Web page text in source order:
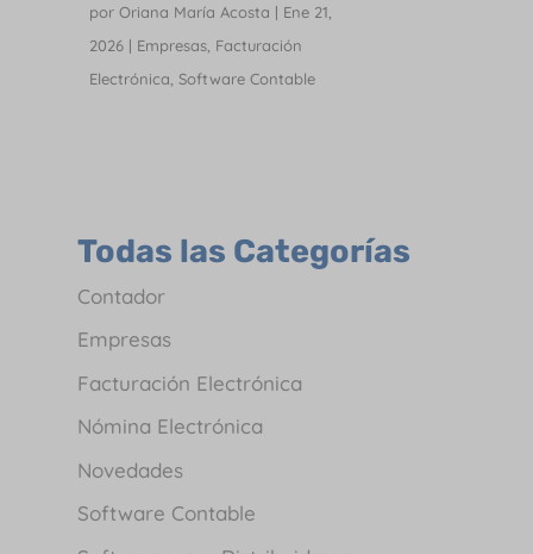
por Oriana María Acosta | Ene 21,
2026| Empresas, Facturación
Electrónica Software Contable
Todas las Categorías
Contador
Empresas
Facturación Electrónica
Nómina Electrónica
Novedades
Software Contable